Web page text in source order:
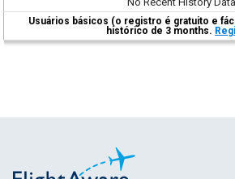
Usuários básicos (o registro é gratuito e
histórico de 3 months.